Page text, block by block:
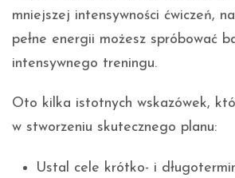
mniejszej intensywności ćwiczeń,
pełne energii możesz spróbować
intensywnego treningu.
Oto kilka istotnych wskazówek,
w stworzeniu skutecznego planu:
Ustal cele krótko- i